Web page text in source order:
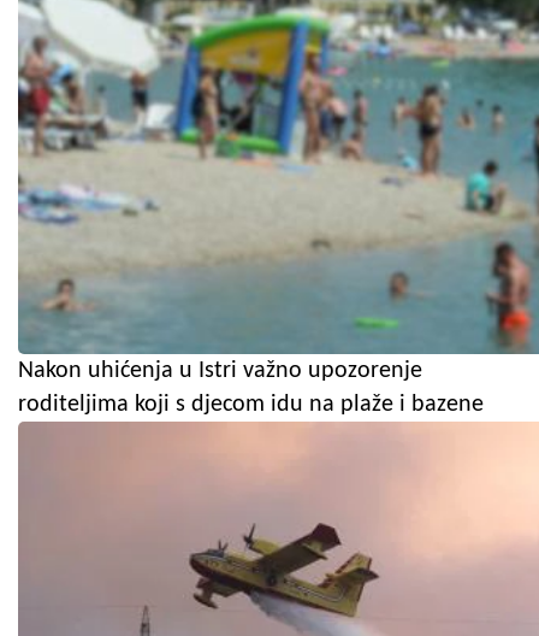
Nakon uhićenja u Istri važno upozorenje
roditeljima koji s djecom idu na plaže i bazene